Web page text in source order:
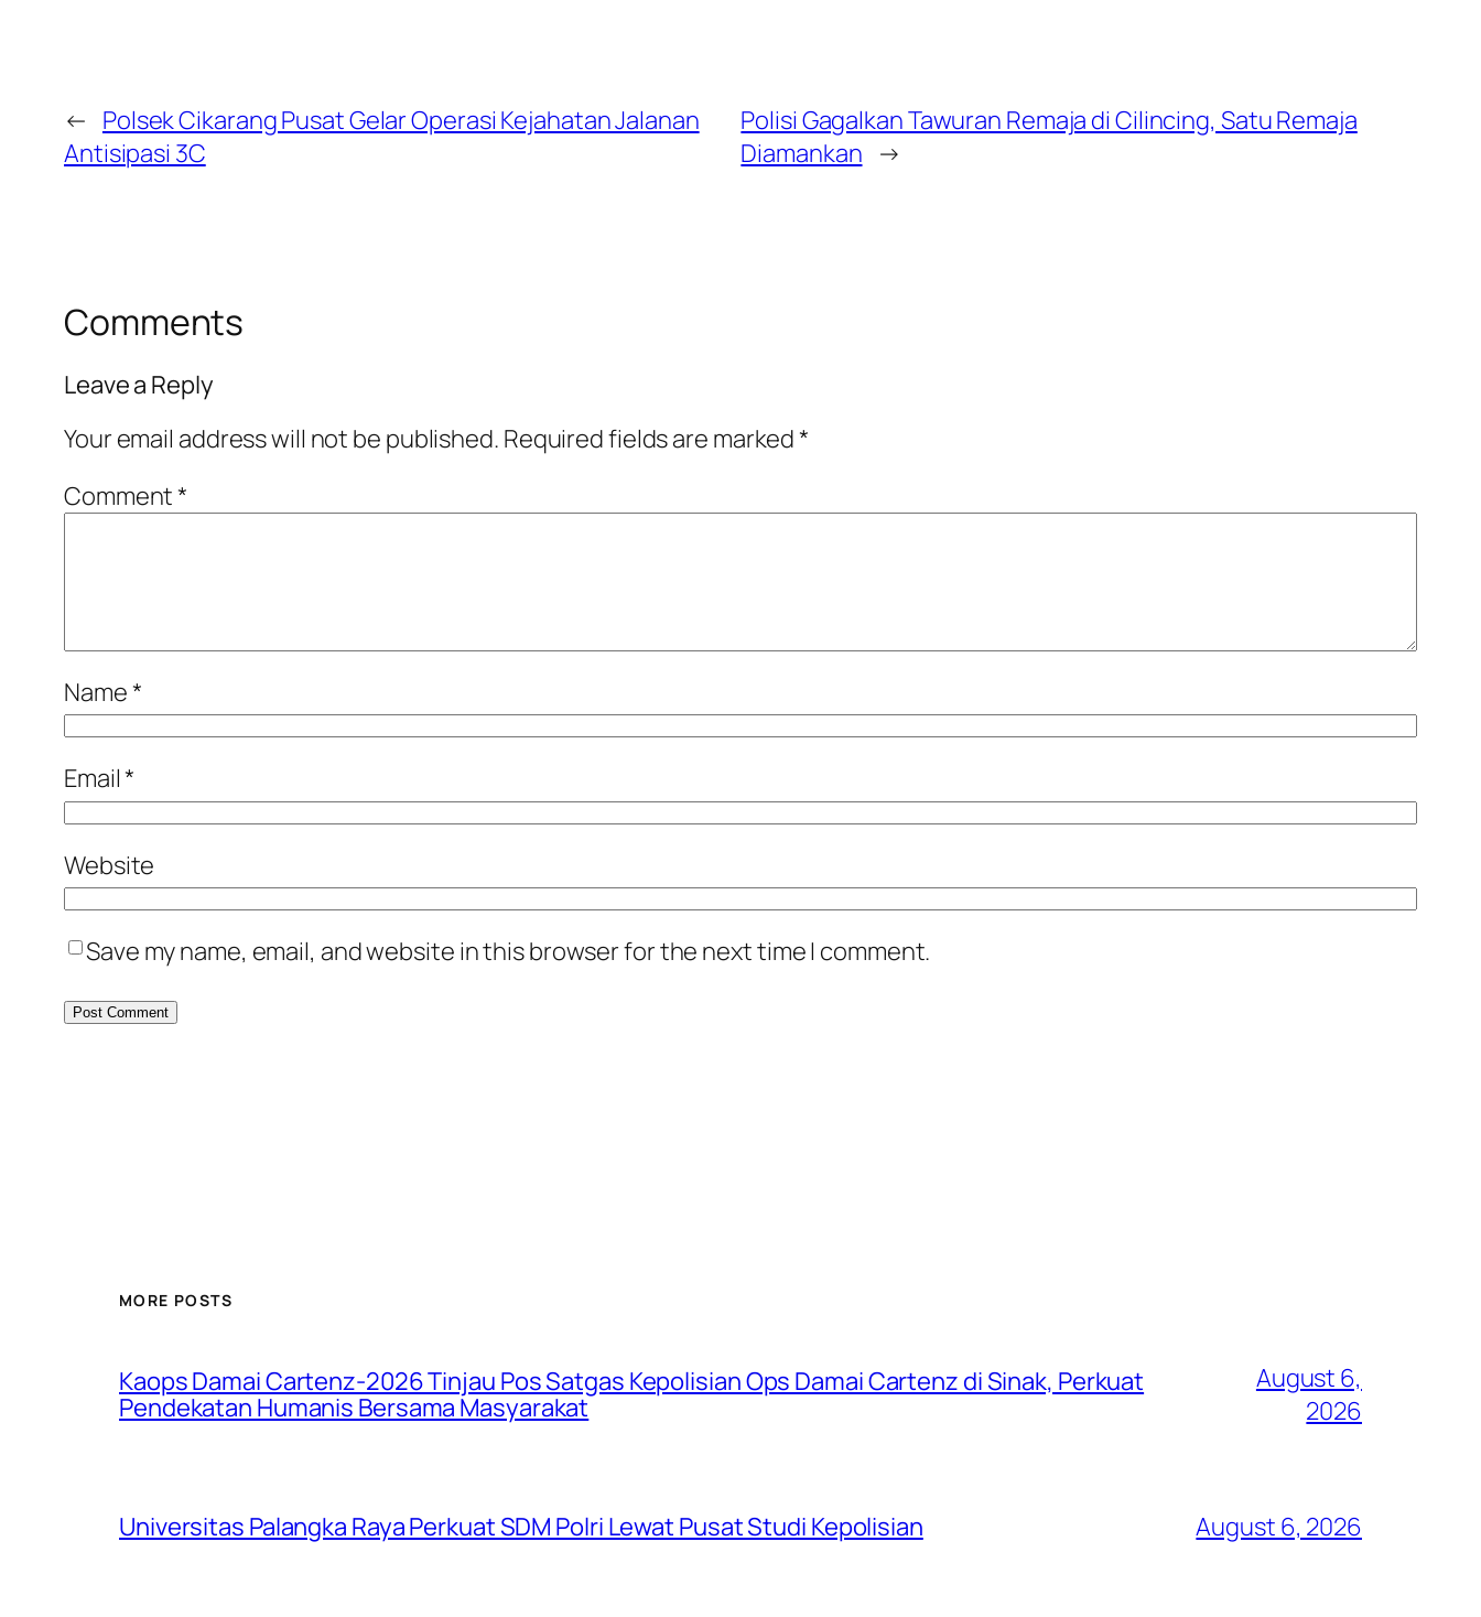
← Polsek Cikarang Pusat Gelar Operasi Kejahatan Jalanan
Antisipasi 3C
Polisi Gagalkan Tawuran Remaja di Cilincing, Satu Remaja
Diamankan →
Comments
Leave a Reply
Your email address will not be published. Required fields are marked*
Comment*
Name*
Email*
Website
Save my name, email, and website in this browser for the next time I comment.
MORE POSTS
Kaops Damai Cartenz-2026 Tinjau Pos Satgas Kepolisian Ops Damai Cartenz di Sinak, Perkuat
Pendekatan Humanis Bersama Masyarakat
August 6,
2026
Universitas Palangka Raya Perkuat SDM Polri Lewat Pusat Studi Kepolisian August 6, 2026